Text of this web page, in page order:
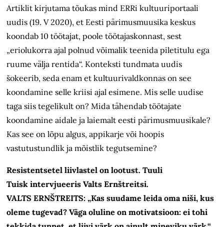
Artiklit kirjutama tõukas mind ERRi kultuuriportaali
uudis (19. V 2020), et Eesti pärimusmuusika keskus
koondab 10 töötajat, poole töötajaskonnast, sest
„eriolukorra ajal polnud võimalik teenida piletitulu ega
ruume välja rentida“. Konteksti tundmata uudis
šokeerib, seda enam et kultuurivaldkonnas on see
koondamine selle kriisi ajal esimene. Mis selle uudise
taga siis tegelikult on? Mida tähendab töötajate
koondamine aidale ja laiemalt eesti pärimusmuusikale?
Kas see on lõpu algus, appikarje või hoopis
vastutustundlik ja mõistlik tegutsemine?
Resistentsetel liivlastel on lootust. Tuuli
Tuisk intervjueeris Valts Ernštreitsi.
VALTS ERNŠTREITS: „Kas suudame leida oma niši, kus
oleme tugevad? Väga oluline on motivatsioon: ei tohi